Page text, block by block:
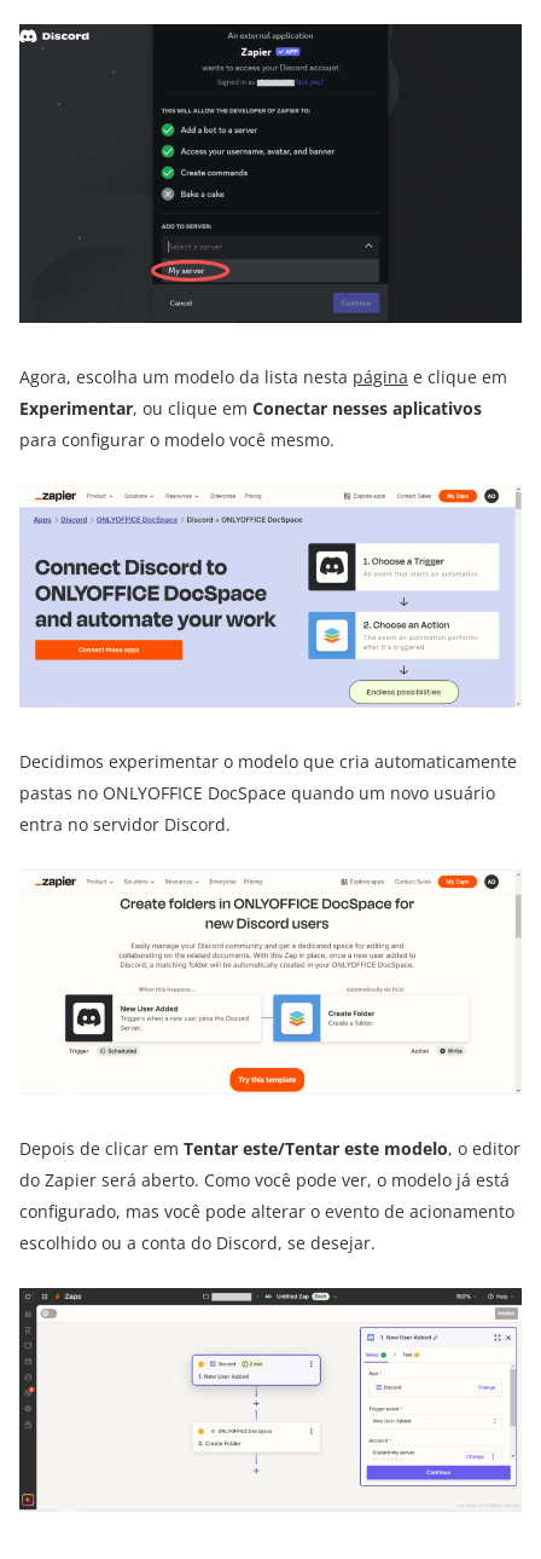
Agora, escolha um modelo da lista nesta página e clique em
Experimentar, ou clique em Conectar nesses aplicativos
para configurar o modelo você mesmo.
Decidimos experimentar o modelo que cria automaticamente
pastas no ONLYOFFICE DocSpace quando um novo usuário
entra no servidor Discord.
Depois de clicar em Tentar este/Tentar este modelo, o editor
do Zapier será aberto. Como você pode ver, o modelo já está
configurado, mas você pode alterar o evento de acionamento
escolhido ou a conta do Discord, se desejar.